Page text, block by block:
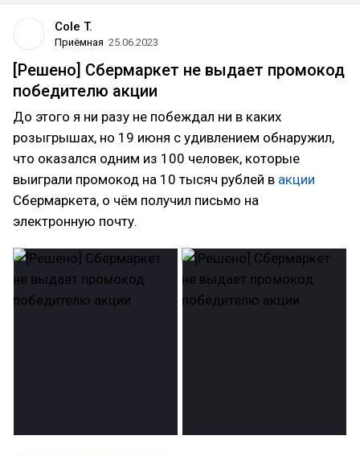
Cole T.
Приёмная 25.06.2023
[Решено] Сбермаркет не выдает промокод
победителю акции
До этого я ни разу не побеждал ни в каких
розыгрышах, но 19 июня с удивлением обнаружил,
что оказался одним из 100 человек, которые
выиграли промокод на 10 тысяч рублей в акции
Сбермаркета, о чём получил письмо на
электронную почту.